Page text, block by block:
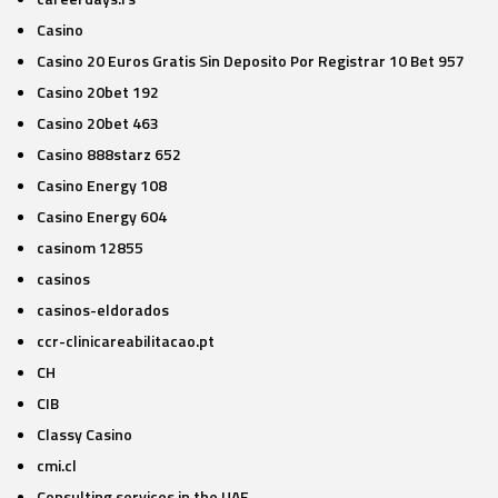
Casino
Casino 20 Euros Gratis Sin Deposito Por Registrar 10 Bet 957
Casino 20bet 192
Casino 20bet 463
Casino 888starz 652
Casino Energy 108
Casino Energy 604
casinom 12855
casinos
casinos-eldorados
ccr-clinicareabilitacao.pt
CH
CIB
Classy Casino
cmi.cl